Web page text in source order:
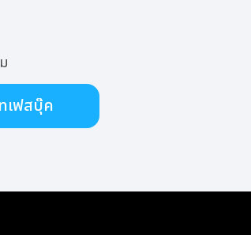
เฟสบุ๊ค